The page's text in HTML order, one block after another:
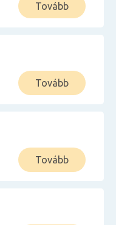
Tovább
Tovább
Tovább